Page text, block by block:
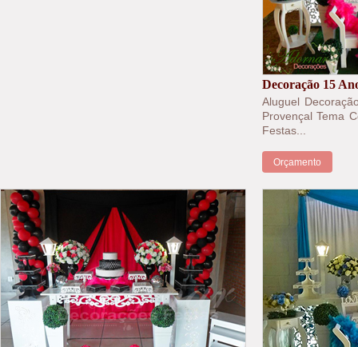
Decoração 15
Aluguel
Provençal Tema
Festas...
Orçamento